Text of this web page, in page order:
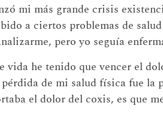
mi más grande crisis
a ciertos problemas de
pero yo seguía
vida he tenido que vencer el
de mi salud física fue la
el dolor del coxis, es que